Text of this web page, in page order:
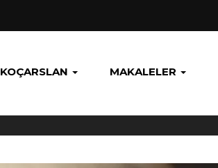
KOÇARSLAN MAKALELER